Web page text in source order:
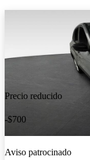
Precio reducido
-$700
Aviso patrocinado